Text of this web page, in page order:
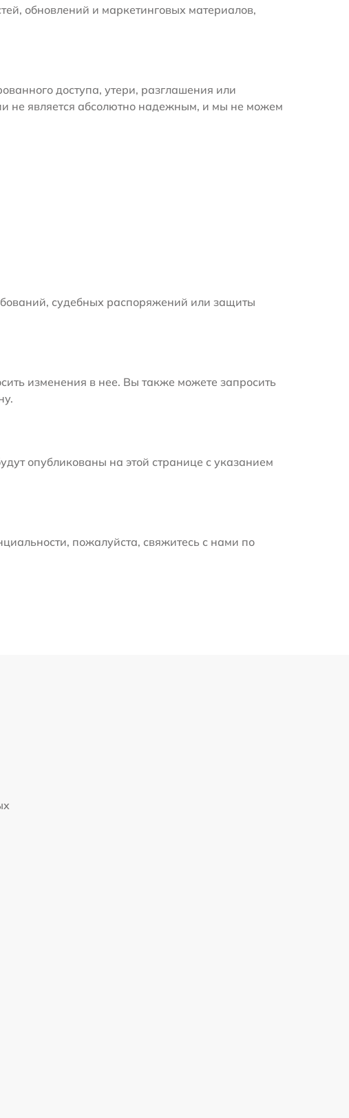
обновлений и маркетинговых материалов,
доступа, утери, разглашения или
не является абсолютно надежным, и мы не можем
судебных распоряжений или защиты
изменения в нее. Вы также можете запросить
опубликованы на этой странице с указанием
пожалуйста, свяжитесь с нами по